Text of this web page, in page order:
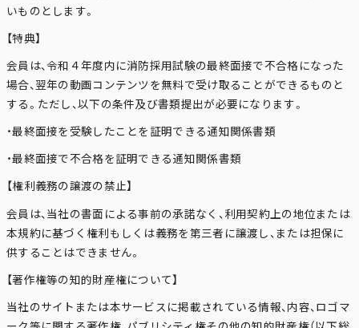
いものとします。
【特典】
会員は、令和４年度内に消防採用試験の最終面接で不合格になった
場合、翌年の動画コンテンツを無料で受け取ることができるものと
する。ただし、以下の条件及び書類提出が必要になります。
・最終面接を受験したことを証明できる通知関係書類
・最終面接で不合格を証明できる通知関係書類
【権利義務の譲渡の禁止】
会員は、当社の書面による事前の承諾なく、利用契約上の地位または
本規約に基づく権利もしくは義務を第三者に譲渡し、または担保に
供することはできません。
【著作権等の知的財産権について】
当社のサイトまたは本サービスに掲載されている情報、内容、ロゴマ